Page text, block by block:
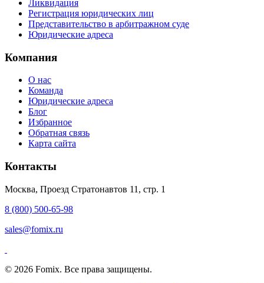
Ликвидация
Регистрация юридических лиц
Представительство в арбитражном суде
Юридические адреса
Компания
О нас
Команда
Юридические адреса
Блог
Избранное
Обратная связь
Карта сайта
Контакты
Москва, Проезд Стратонавтов 11, стр. 1
8 (800) 500-65-98
sales@fomix.ru
© 2026 Fomix. Все права защищены.